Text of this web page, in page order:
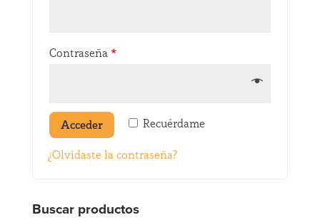
Contraseña *
Recuérdame
Acceder
¿Olvidaste la contraseña?
Buscar productos